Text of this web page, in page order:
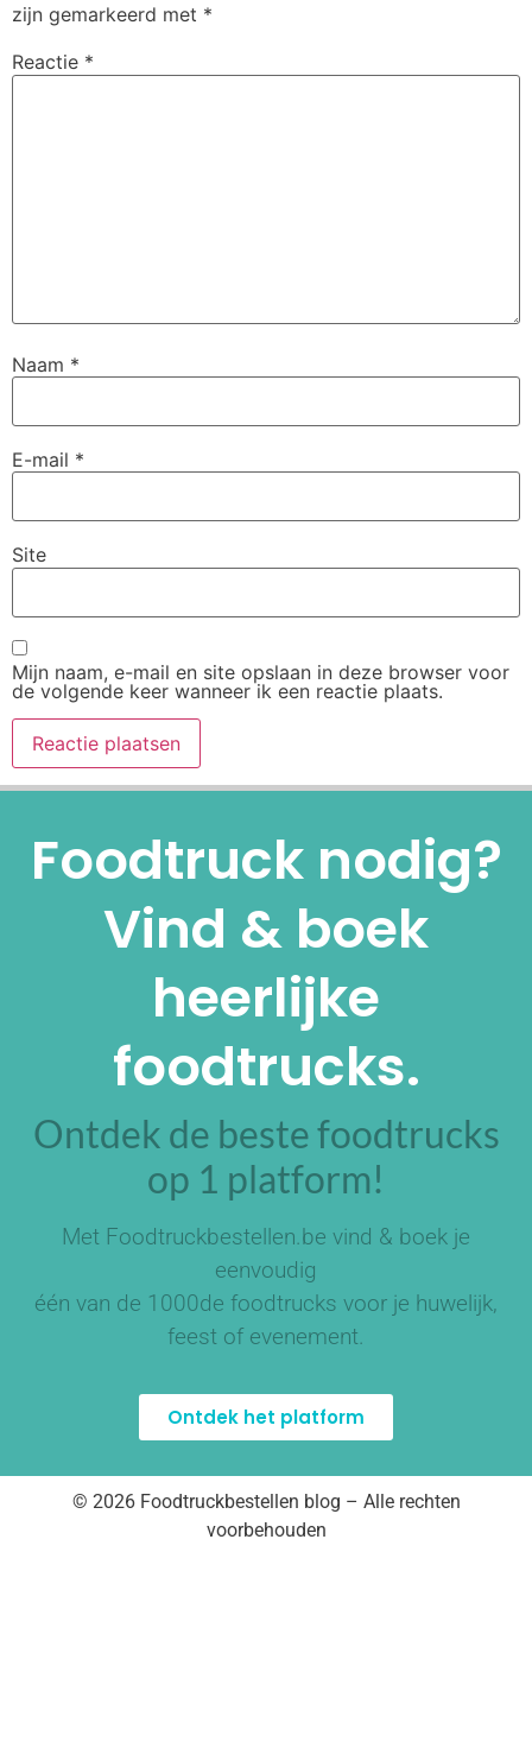
zijn gemarkeerd met *
Reactie *
Naam *
E-mail *
Site
Mijn naam, e-mail en site opslaan in deze browser voor
de volgende keer wanneer ik een reactie plaats.
Foodtruck nodig?
Vind & boek
heerlijke
foodtrucks.
Ontdek de beste foodtrucks
op 1 platform!
Met Foodtruckbestellen.be vind & boek je
eenvoudig
één van de 1000de foodtrucks voor je huwelijk,
feest of evenement.
Ontdek het platform
© 2026 Foodtruckbestellen blog – Alle rechten
voorbehouden